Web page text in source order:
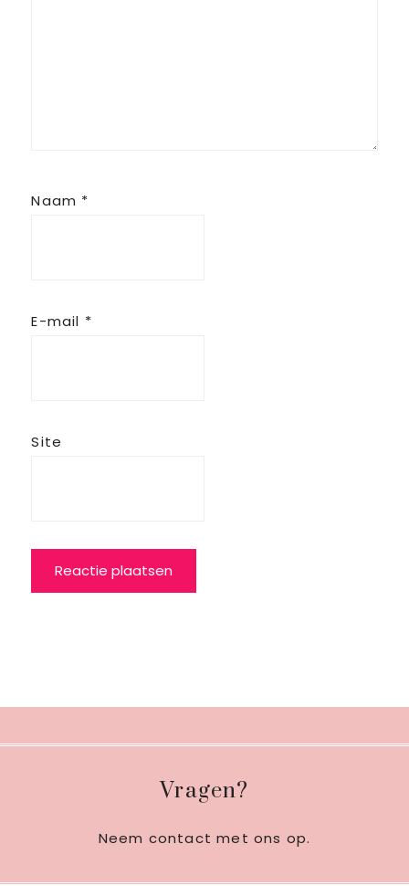
Naam *
E-mail *
Site
Vragen?
Neem contact met ons op.